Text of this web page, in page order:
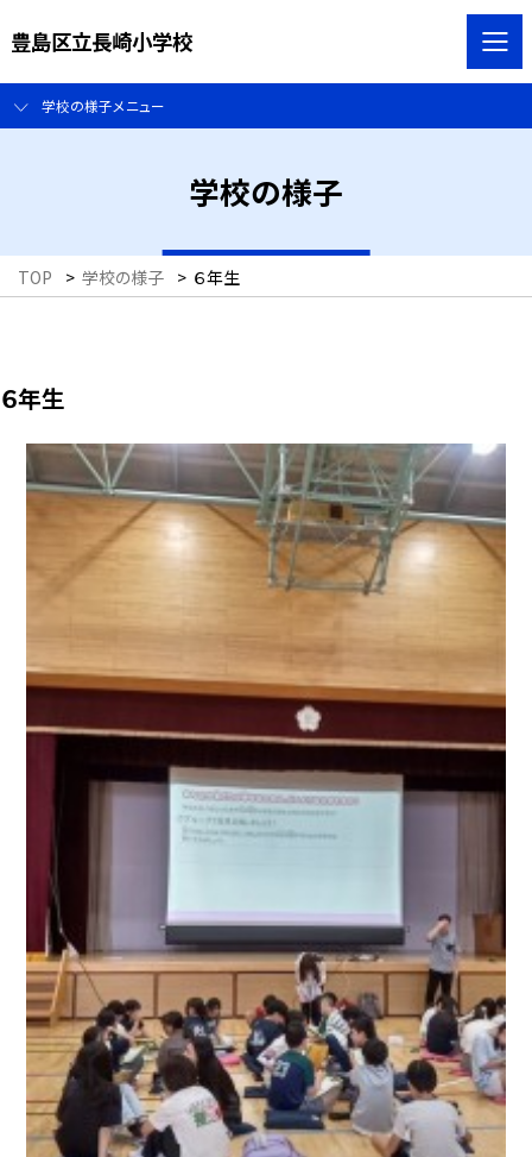
豊島区立長崎小学校
学校の様子メニュー
学校の様子
TOP > 学校の様子 > ６年生
６年生